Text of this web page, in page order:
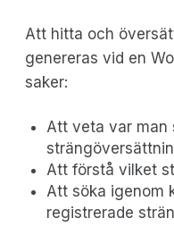
Att hitta och
genereras vid en
saker:
Att veta var man
Att förstå vilket
Att söka igenom
registrerade